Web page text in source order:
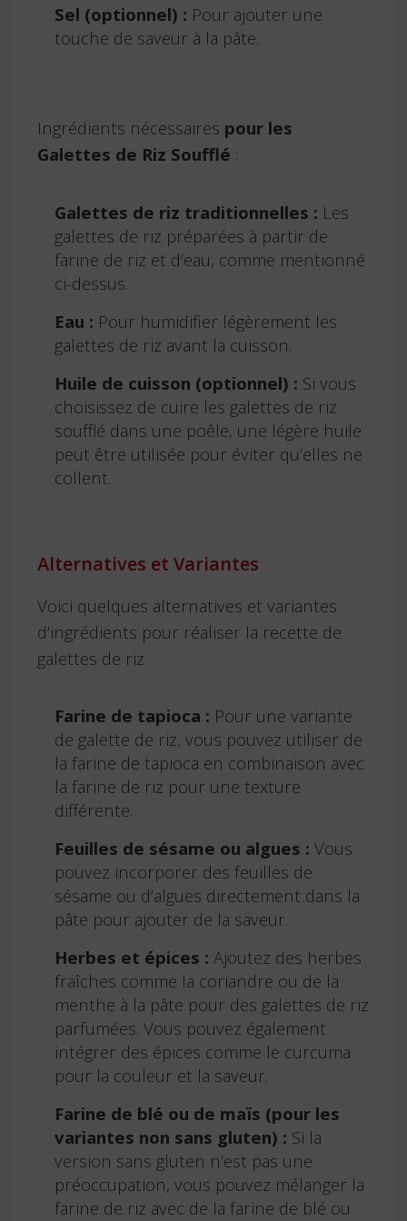
Sel (optionnel) : Pour ajouter une
touche de saveur à la pâte.
Ingrédients nécessaires pour les
Galettes de Riz Soufflé :
Galettes de riz traditionnelles : Les
galettes de riz préparées à partir de
farine de riz et d’eau, comme mentionné
ci-dessus.
Eau : Pour humidifier légèrement les
galettes de riz avant la cuisson.
Huile de cuisson (optionnel) : Si vous
choisissez de cuire les galettes de riz
soufflé dans une poêle, une légère huile
peut être utilisée pour éviter qu’elles ne
collent.
Alternatives et Variantes
Voici quelques alternatives et variantes
d’ingrédients pour réaliser la recette de
galettes de riz.
Farine de tapioca : Pour une variante
de galette de riz, vous pouvez utiliser de
la farine de tapioca en combinaison avec
la farine de riz pour une texture
différente.
Feuilles de sésame ou algues : Vous
pouvez incorporer des feuilles de
sésame ou d’algues directement dans la
pâte pour ajouter de la saveur.
Herbes et épices : Ajoutez des herbes
fraîches comme la coriandre ou de la
menthe à la pâte pour des galettes de riz
parfumées. Vous pouvez également
intégrer des épices comme le curcuma
pour la couleur et la saveur.
Farine de blé ou de maïs (pour les
variantes non sans gluten) : Si la
version sans gluten n’est pas une
préoccupation, vous pouvez mélanger la
farine de riz avec de la farine de blé ou